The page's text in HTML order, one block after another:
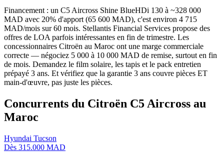
Financement : un C5 Aircross Shine BlueHDi 130 à ~328 000
MAD avec 20% d'apport (65 600 MAD), c'est environ 4 715
MAD/mois sur 60 mois. Stellantis Financial Services propose des
offres de LOA parfois intéressantes en fin de trimestre. Les
concessionnaires Citroën au Maroc ont une marge commerciale
correcte — négociez 5 000 à 10 000 MAD de remise, surtout en fin
de mois. Demandez le film solaire, les tapis et le pack entretien
prépayé 3 ans. Et vérifiez que la garantie 3 ans couvre pièces ET
main-d'œuvre, pas juste les pièces.
Concurrents du Citroën C5 Aircross au
Maroc
Hyundai Tucson
Dès 315.000 MAD